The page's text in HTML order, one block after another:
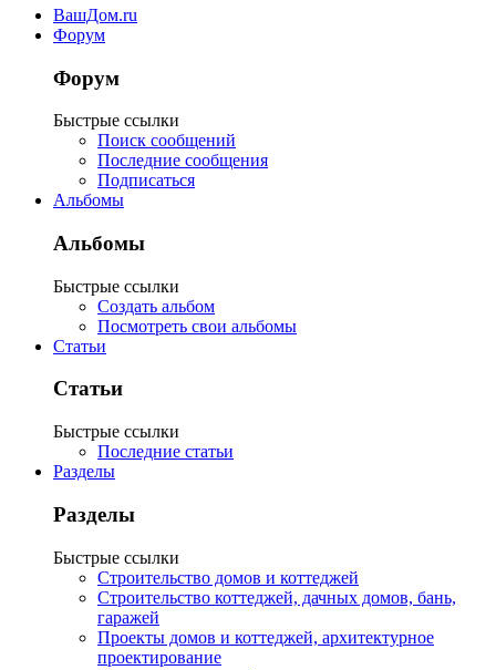
ВашДом.ru
Форум
Форум
Быстрые ссылки
Поиск сообщений
Последние сообщения
Подписаться
Альбомы
Альбомы
Быстрые ссылки
Создать альбом
Посмотреть свои альбомы
Статьи
Статьи
Быстрые ссылки
Последние статьи
Разделы
Разделы
Быстрые ссылки
Строительство домов и коттеджей
Строительство коттеджей, дачных домов, бань,
гаражей
Проекты домов и коттеджей, архитектурное
проектирование